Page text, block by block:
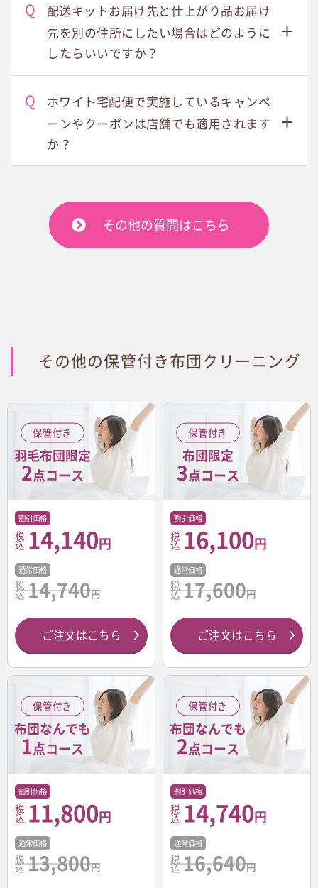
配送キットお届け先と仕上がり品お届け
先を別の住所にしたい場合はどのように
したらいいですか？
ホワイト宅配便で実施しているキャンペ
ーンやクーポンは店舗でも適用されます
か？
その他の質問はこちら
その他の保管付き布団クリーニング
保管付き
羽毛布団限定
2 点コース
割引価格
税
込 14,140 円
通常価格
税
込 14,740円
ご注文はこちら
保管付き
布団限定
3点コース
割引価格
税
込 16,100 円
通常価格
税
込 17,600円
ご注文はこちら
保管付き
布団なんでも
1 点コース
割引価格
税
込 11,800 円
通常価格
税
込 13,800円
保管付き
布団なんでも
2 点コース
割引価格
税
込 14,740 円
通常価格
税
込 16,640円